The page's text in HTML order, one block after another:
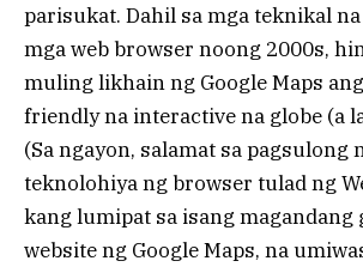
parisukat. Dahil sa mga teknikal
mga web browser noong 2000s,
muling likhain ng Google Maps
friendly na interactive na globe (a
(Sa ngayon, salamat sa pagsulong
teknolohiya ng browser tulad ng
kang lumipat sa isang magandang
website ng Google Maps, na